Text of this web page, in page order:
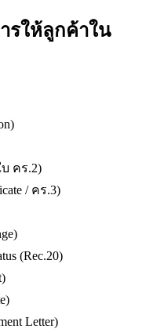
รให้ลูกค้าใน
บ คร.2)
/ คร.3)
(Rec.20)
Letter)